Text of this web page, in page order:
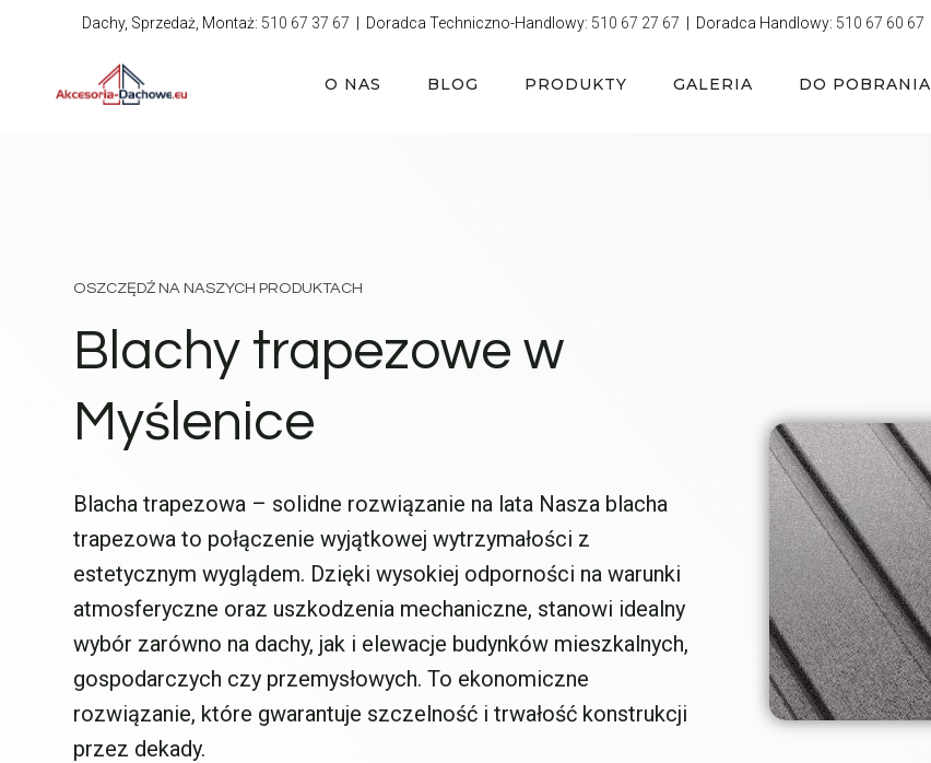
Dachy, Sprzedaż, Montaż: 510 67 37 67 | Doradca Techniczno-Handlowy: 510 67 27 67 | Doradca Handlowy: 510 67 60 67
O NAS BLOG PRODUKTY GALERIA DO POBRANIA
OSZCZĘDŹ NA NASZYCH PRODUKTACH
Blachy trapezowe w
Myślenice
Blacha trapezowa – solidne rozwiązanie na lata Nasza blacha
trapezowa to połączenie wyjątkowej wytrzymałości z
estetycznym wyglądem. Dzięki wysokiej odporności na warunki
atmosferyczne oraz uszkodzenia mechaniczne, stanowi idealny
wybór zarówno na dachy, jak i elewacje budynków mieszkalnych,
gospodarczych czy przemysłowych. To ekonomiczne
rozwiązanie, które gwarantuje szczelność i trwałość konstrukcji
przez dekady.